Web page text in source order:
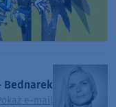
Bednarek
e-mail